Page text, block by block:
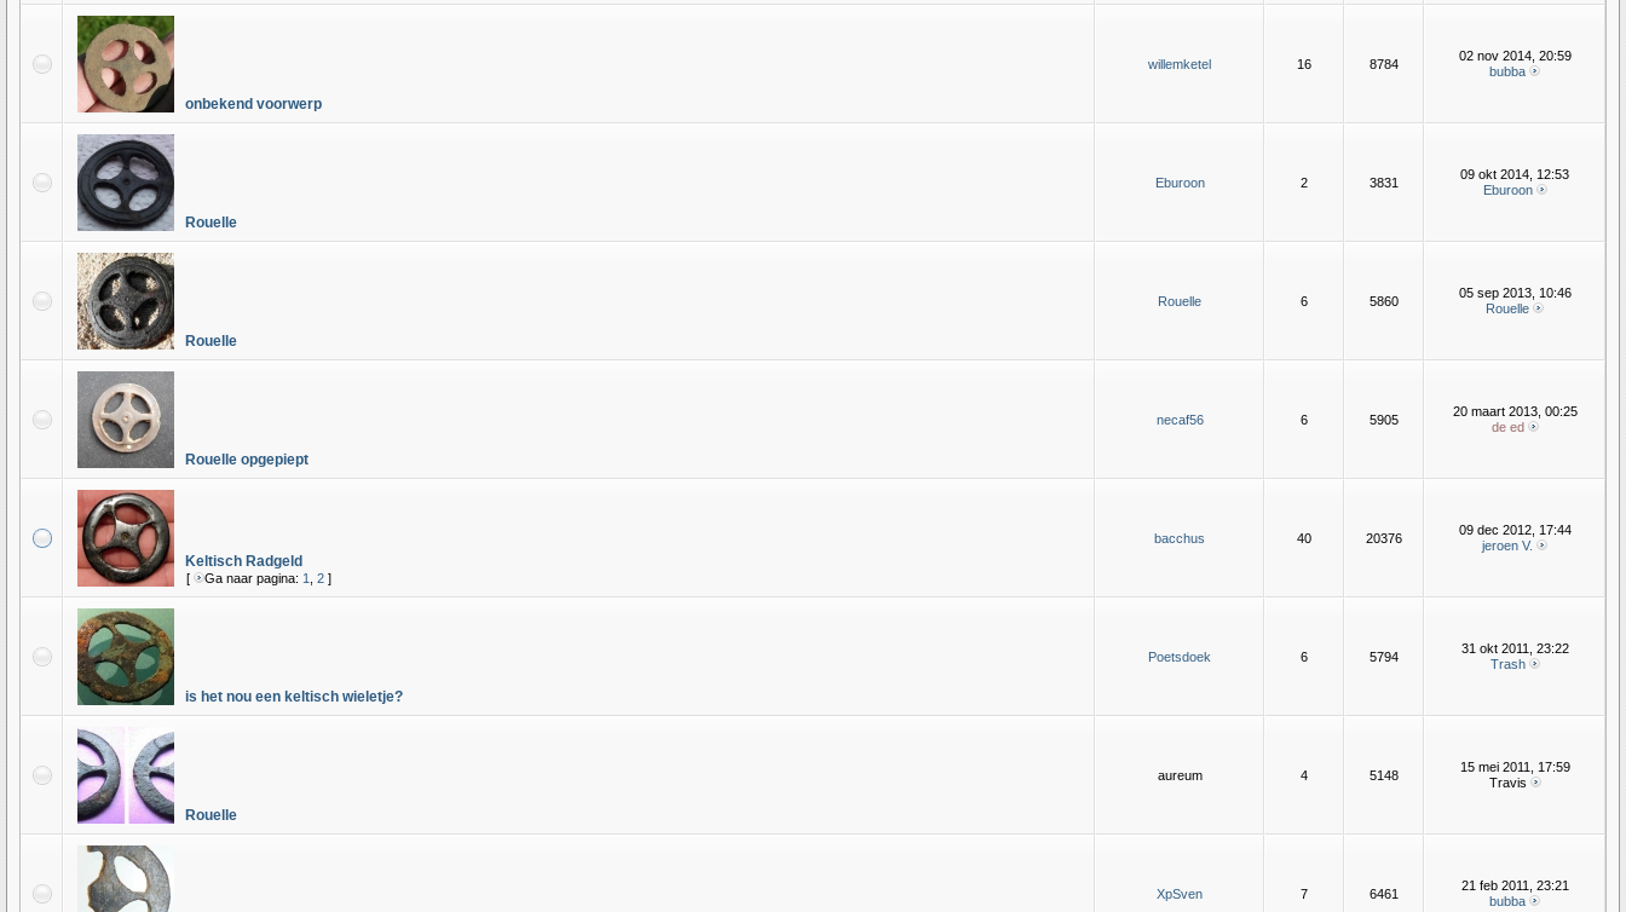
onbekend voorwerp
willemketel 16 8784
02 nov 2014, 20:59
bubba
Rouelle
Eburoon 2 3831
09 okt 2014, 12:53
Eburoon
Rouelle
Rouelle 6 5860
05 sep 2013, 10:46
Rouelle
Rouelle opgepiept
necaf56 6 5905
20 maart 2013, 00:25
de ed
Keltisch Radgeld
[ Ga naar pagina: 1 2 ]
bacchus 40 20376
09 dec 2012, 17:44
jeroen V.
is het nou een keltisch wieletje?
Poetsdoek 6 5794
31 okt 2011, 23:22
Trash
Rouelle
aureum 4 5148
15 mei 2011, 17:59
Travis
XpSven 7 6461
21 feb 2011, 23:21
bubba